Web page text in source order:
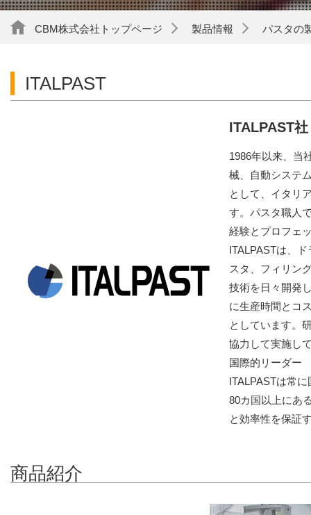
CBM株式会社トップページ 製品情報 パスタの
ITALPAST
ITALPAST
1986年以来、当
械、自動システ
として、イタリ
す。パスタ職人
経験とプロフェ
ITALPASTは、
スタ、フィリン
技術を日々開発
に生産時間とコ
としています。
協力して実施し
国際的リーダー
ITALPASTは常
80カ国以上にあ
と効率性を保証
商品紹介